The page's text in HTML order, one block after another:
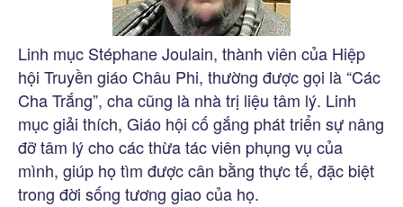
Linh mục Stéphane Joulain, thành viên của Hiệp
hội Truyền giáo Châu Phi, thường được gọi là “Các
Cha Trắng”, cha cũng là nhà trị liệu tâm lý. Linh
mục giải thích, Giáo hội cố gắng phát triển sự nâng
đỡ tâm lý cho các thừa tác viên phụng vụ của
mình, giúp họ tìm được cân bằng thực tế, đặc biệt
trong đời sống tương giao của họ.